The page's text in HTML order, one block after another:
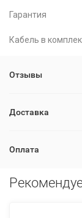
Гарантия
Кабель в
Отзывы
Доставка
Оплата